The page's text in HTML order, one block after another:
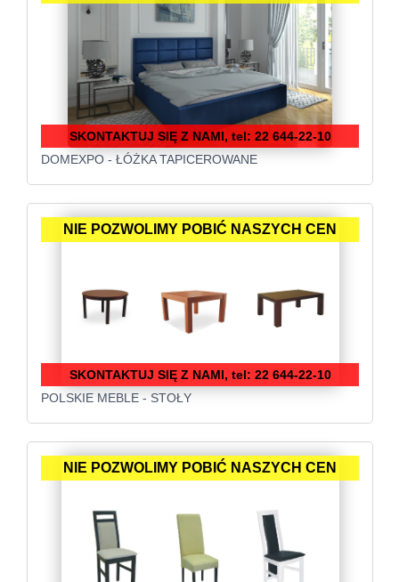
SKONTAKTUJ SIĘ Z NAMI, tel: 22 644-22-10
DOMEXPO - ŁÓŻKA TAPICEROWANE
NIE POZWOLIMY POBIĆ NASZYCH CEN
SKONTAKTUJ SIĘ Z NAMI, tel: 22 644-22-10
POLSKIE MEBLE - STOŁY
NIE POZWOLIMY POBIĆ NASZYCH CEN